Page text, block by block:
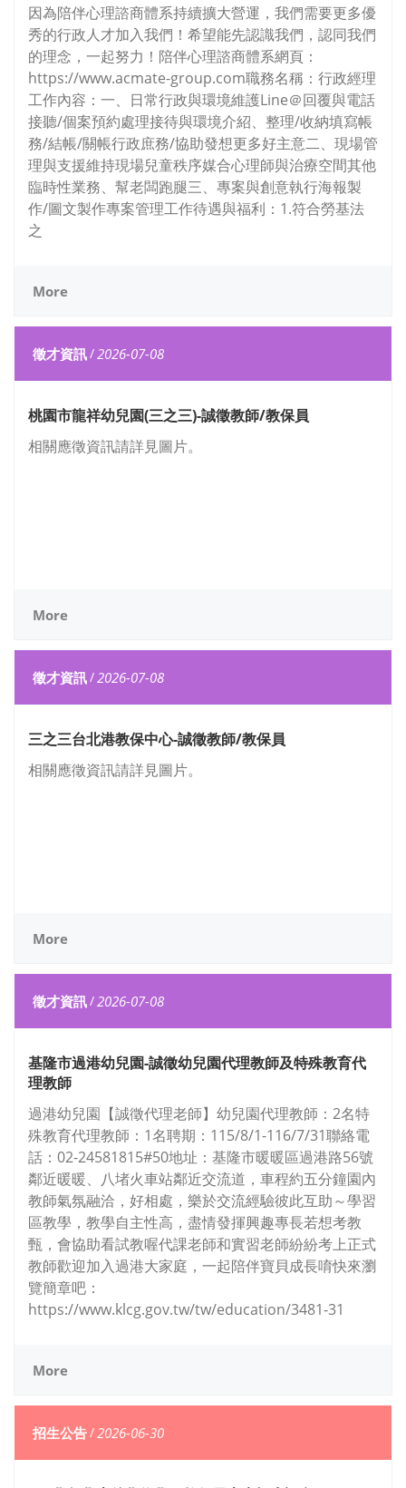
因為陪伴心理諮商體系持續擴大營運，我們需要更多優
秀的行政人才加入我們！希望能先認識我們，認同我們
的理念，一起努力！陪伴心理諮商體系網頁：
https://www.acmate-group.com職務名稱：行政經理
工作內容：一、日常行政與環境維護Line＠回覆與電話
接聽/個案預約處理接待與環境介紹、整理/收納填寫帳
務/結帳/關帳行政庶務/協助發想更多好主意二、現場管
理與支援維持現場兒童秩序媒合心理師與治療空間其他
臨時性業務、幫老闆跑腿三、專案與創意執行海報製
作/圖文製作專案管理工作待遇與福利：1.符合勞基法
之
More
徵才資訊/2026-07-08
桃園市龍祥幼兒園(三之三)-誠徵教師/教保員
相關應徵資訊請詳見圖片。
More
徵才資訊/2026-07-08
三之三台北港教保中心-誠徵教師/教保員
相關應徵資訊請詳見圖片。
More
徵才資訊/2026-07-08
基隆市過港幼兒園-誠徵幼兒園代理教師及特殊教育代
理教師
過港幼兒園【誠徵代理老師】幼兒園代理教師：2名特
殊教育代理教師：1名聘期：115/8/1-116/7/31聯絡電
話：02-24581815#50地址：基隆市暖暖區過港路56號
鄰近暖暖、八堵火車站鄰近交流道，車程約五分鐘園內
教師氣氛融洽，好相處，樂於交流經驗彼此互助～學習
區教學，教學自主性高，盡情發揮興趣專長若想考教
甄，會協助看試教喔代課老師和實習老師紛紛考上正式
教師歡迎加入過港大家庭，一起陪伴寶貝成長唷快來瀏
覽簡章吧：
https://www.klcg.gov.tw/tw/education/3481-31
More
招生公告/2026-06-30